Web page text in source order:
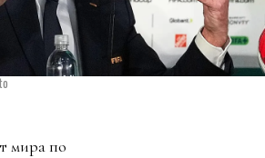
мира по